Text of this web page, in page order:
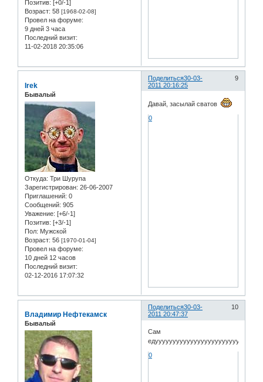
Позитив: [+0/-1]
Возраст: 58 [1968-02-08]
Провел на форуме:
9 дней 3 часа
Последний визит:
11-02-2018 20:35:06
Поделиться 9
30-03-
2011 20:16:25
Irek
Бывалый
Откуда: Три Шурупа
Зарегистрирован: 26-06-2007
Приглашений: 0
Сообщений: 905
Уважение: [+6/-1]
Позитив: [+3/-1]
Пол: Мужской
Возраст: 56 [1970-01-04]
Провел на форуме:
10 дней 12 часов
Последний визит:
02-12-2016 17:07:32
Давай, засылай сватов
0
Поделиться 10
30-03-
2011 20:47:37
Владимир Нефтекамск
Бывалый
Сам
едууууууууууууууууууууууууу!!!!!!!!!!
0